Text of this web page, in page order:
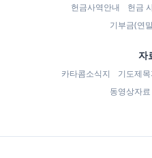
헌금사역안내
헌금
기부금(연
자
카타콤소식지 기도제목
동영상자료